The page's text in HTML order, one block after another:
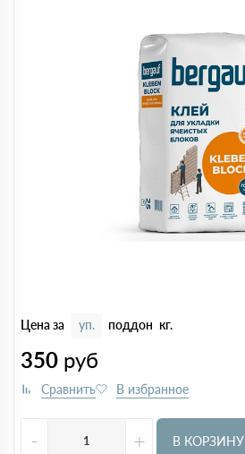
Цена за уп. поддон кг.
350 руб
- + В КОРЗИНУ